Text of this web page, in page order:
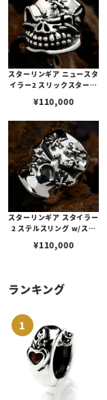
スターリンギア ニュースタ
イラー2 スリックスターリ
¥110,000
スターリンギア スタイラー
2 ステルスリング w/ステ
¥110,000
ランキング